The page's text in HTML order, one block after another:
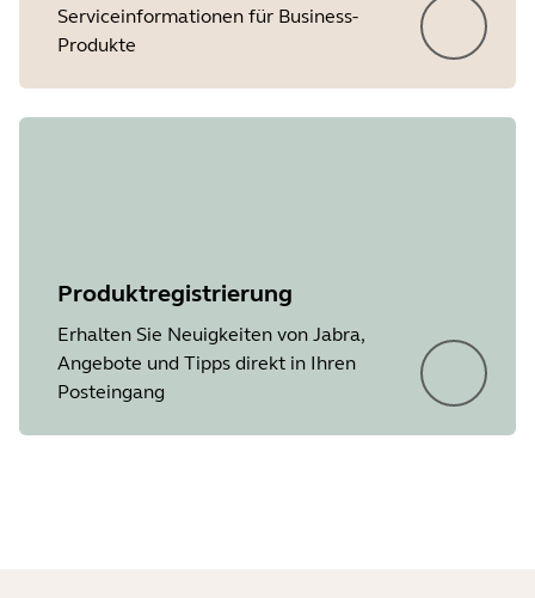
Serviceinformationen für Business-
Produkte
Produktregistrierung
Erhalten Sie Neuigkeiten von Jabra,
Angebote und Tipps direkt in Ihren
Posteingang